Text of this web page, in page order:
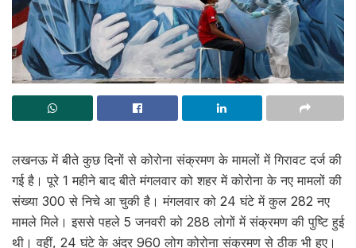
लखनऊ में बीते कुछ दिनों से कोरोना संक्रमण के मामलों में गिरावट दर्ज की
गई है। पूरे 1 महीने बाद बीते मंगलवार को शहर में कोरोना के नए मामलों की
संख्या 300 से निचे आ चुकी है। मंगलवार को 24 घंटे में कुल 282 नए
मामले मिले। इससे पहले 5 जनवरी को 288 लोगों में संक्रमण की पुष्टि हुई
थी। वहीं, 24 घंटे के अंदर 960 लोग कोरोना संक्रमण से ठीक भी हुए।